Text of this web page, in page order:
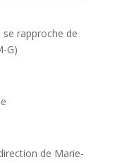
rapproche de
G)
de Marie-